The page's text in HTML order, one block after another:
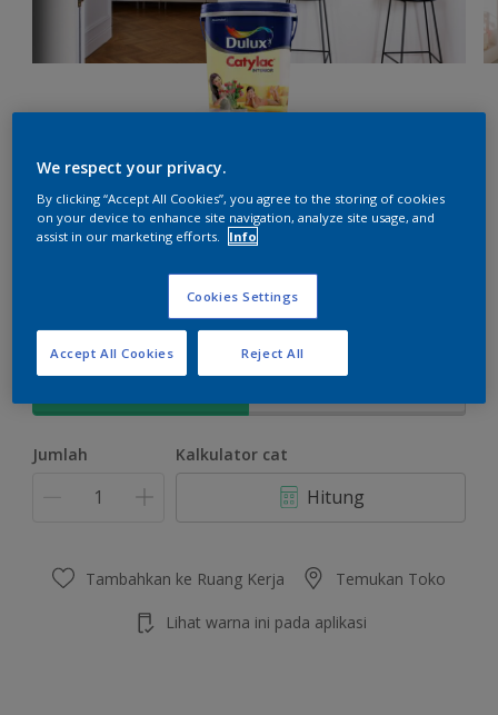
Ukuran
Jumlah Kalkulator cat
Hitung
Tambahkan ke Ruang Kerja Temukan Toko
Lihat warna ini pada aplikasi
We respect your privacy.
By clicking “Accept All Cookies”, you agree to the storing of cookies
on your device to enhance site navigation, analyze site usage, and
assist in our marketing efforts.
Info
Cookies Settings
Reject All
Accept All Cookies